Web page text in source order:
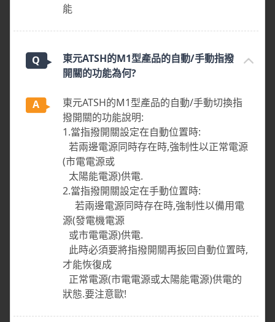
能
東元ATSH的M1型產品的自動/手動指撥
開關的功能為何?
東元ATSH的M1型產品的自動/手動切換指
撥開關的功能說明:
1.當指撥開關設定在自動位置時:
若兩邊電源同時存在時,強制性以正常電源
(市電電源或
太陽能電源)供電.
2.當指撥開關設定在手動位置時:
若兩邊電源同時存在時,強制性以備用電
源(發電機電源
或市電電源)供電.
此時必須要將指撥開關再扳回自動位置時,
才能恢復成
正常電源(市電電源或太陽能電源)供電的
狀態.要注意歐!